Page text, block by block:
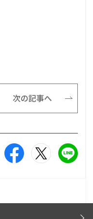
次の記事へ